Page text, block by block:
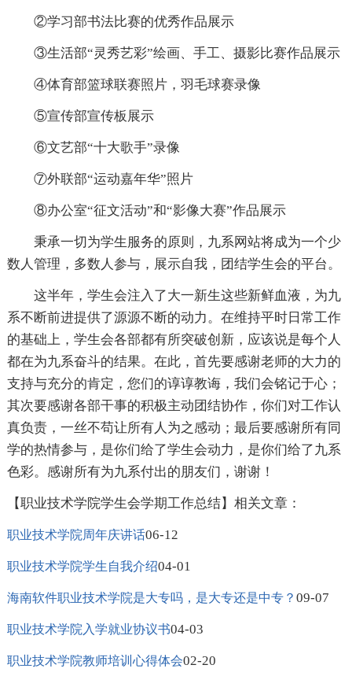
②学习部书法比赛的优秀作品展示
③生活部“灵秀艺彩”绘画、手工、摄影比赛作品展示
④体育部篮球联赛照片，羽毛球赛录像
⑤宣传部宣传板展示
⑥文艺部“十大歌手”录像
⑦外联部“运动嘉年华”照片
⑧办公室“征文活动”和“影像大赛”作品展示
秉承一切为学生服务的原则，九系网站将成为一个少
数人管理，多数人参与，展示自我，团结学生会的平台。
这半年，学生会注入了大一新生这些新鲜血液，为九
系不断前进提供了源源不断的动力。在维持平时日常工作
的基础上，学生会各部都有所突破创新，应该说是每个人
都在为九系奋斗的结果。在此，首先要感谢老师的大力的
支持与充分的肯定，您们的谆谆教诲，我们会铭记于心；
其次要感谢各部干事的积极主动团结协作，你们对工作认
真负责，一丝不苟让所有人为之感动；最后要感谢所有同
学的热情参与，是你们给了学生会动力，是你们给了九系
色彩。感谢所有为九系付出的朋友们，谢谢！
【职业技术学院学生会学期工作总结】相关文章：
职业技术学院周年庆讲话06-12
职业技术学院学生自我介绍04-01
海南软件职业技术学院是大专吗，是大专还是中专？ 09-07
职业技术学院入学就业协议书04-03
职业技术学院教师培训心得体会02-20